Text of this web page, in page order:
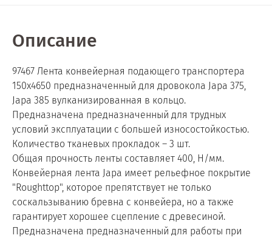
Описание
97467 Лента конвейерная подающего транспортера
150х4650 предназначенный для дровокола Japa 375,
Japa 385 вулканизированная в кольцо.
Предназначена предназначенный для трудных
условий эксплуатации с большей износостойкостью.
Количество тканевых прокладок – 3 шт.
Общая прочность ленты составляет 400, Н/мм.
Конвейерная лента Japa имеет рельефное покрытие
"Roughttop", которое препятствует не только
соскальзыванию бревна с конвейера, но а также
гарантирует хорошее сцепление с древесиной.
Предназначена предназначенный для работы при